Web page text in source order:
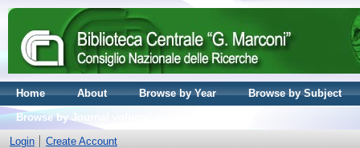
Home About Browse by Year
Browse by Subject
Browse by Journal volume
Login
Create Account